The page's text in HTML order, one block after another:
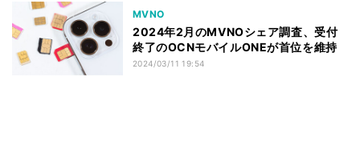
MVNO
2024年2月のMVNOシェア調査、受付
終了のOCNモバイルONEが首位を維持
2024/03/11 19:54